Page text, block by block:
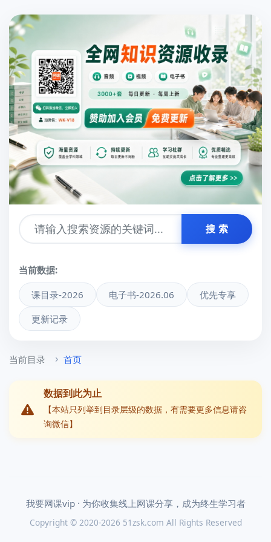
搜 索
当前数据:
课目录-2026 电子书-2026.06
优先专享
更新记录
当前目录 首页
数据到此为止
【本站只列举到目录层级的数据，有需要更多信息请咨
询微信】
我要网课vip · 为你收集线上网课分享，成为终生学习者
Copyright © 2020-2026 51zsk.com All Rights Reserved